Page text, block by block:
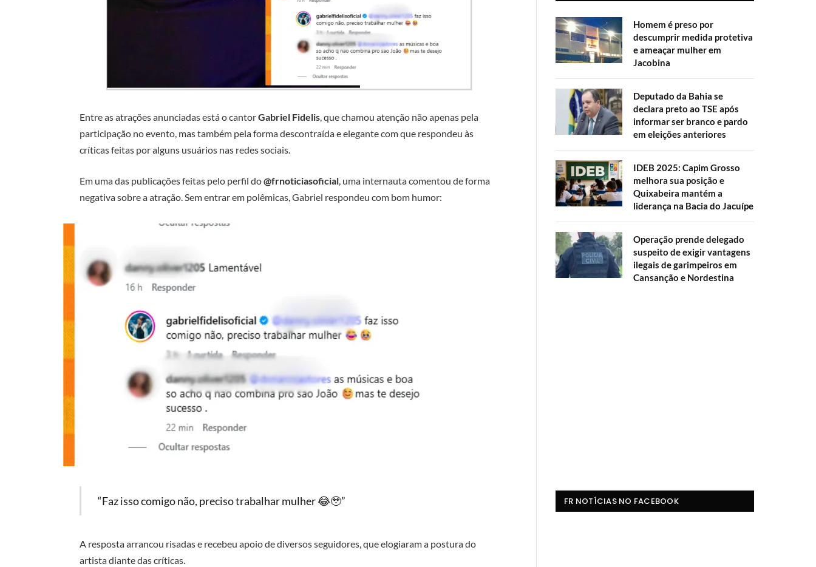
Entre as atrações anunciadas está o cantorGabriel Fidelis , que chamou atenção não apenas pela
participação no evento, mas também pela forma descontraída e elegante com que respondeu às
críticas feitas por alguns usuários nas redes sociais.
Em uma das publicações feitas pelo perfil do@frnoticiasoficial, uma internauta comentou de forma
negativa sobre a atração. Sem entrar em polêmicas, Gabriel respondeu com bom humor:
“Faz isso comigo não, preciso trabalhar mulher 😂🥹”
A resposta arrancou risadas e recebeu apoio de diversos seguidores, que elogiaram a postura do
artista diante das críticas.
Homem é preso por
descumprir medida protetiva
e ameaçar mulher em
Jacobina
Deputado da Bahia se
declara preto ao TSE após
informar ser branco e pardo
em eleições anteriores
IDEB 2025: Capim Grosso
melhora sua posição e
Quixabeira mantém a
liderança na Bacia do Jacuípe
Operação prende delegado
suspeito de exigir vantagens
ilegais de garimpeiros em
Cansanção e Nordestina
FR NOTÍCIAS NO FACEBOOK